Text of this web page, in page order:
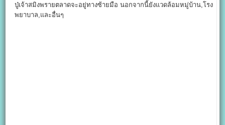
ปู่เจ้าสมิงพรายตลาดจะอยู่ทางซ้ายมือ นอกจากนี้ยังแวดล้อมหมู่บ้าน,โรง
พยาบาล,และอื่นๆ